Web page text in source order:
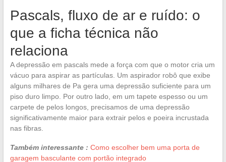
Pascals, fluxo de ar e ruído: o
que a ficha técnica não
relaciona
A depressão em pascals mede a força com que o motor cria um
vácuo para aspirar as partículas. Um aspirador robô que exibe
alguns milhares de Pa gera uma depressão suficiente para um
piso duro limpo. Por outro lado, em um tapete espesso ou um
carpete de pelos longos, precisamos de uma depressão
significativamente maior para extrair pelos e poeira incrustada
nas fibras.
Também interessante : Como escolher bem uma porta de
garagem basculante com portão integrado